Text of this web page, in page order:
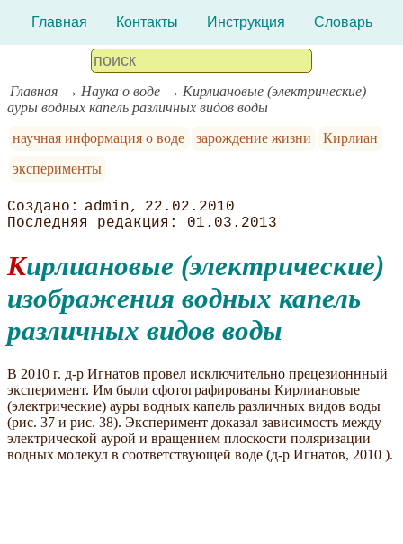
Главная Контакты Инструкция Словарь
Главная Наука о воде
Кирлиановые (электрические)
ауры водных капель различных видов воды
научная информация о воде
зарождение жизни
Кирлиан
эксперименты
admin
22.02.2010
01.03.2013
Кирлиановые (электрические)
изображения водных капель
различных видов воды
В 2010 г. д-р Игнатов провел исключительно прецезионнный
эксперимент. Им были сфотографированы Кирлиановые
(электрические) ауры водных капель различных видов воды
(рис. 37 и рис. 38). Эксперимент доказал зависимость между
электрической аурой и вращением плоскости поляризации
водных молекул в соответствующей воде (д-р Игнатов, 2010 ).